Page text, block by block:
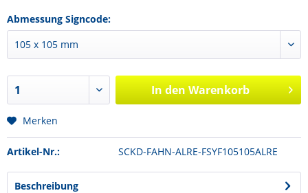
Abmessung Signcode:
In den Warenkorb
Merken
Artikel-Nr.: SCKD-FAHN-ALRE-FSYF105105ALRE
Beschreibung